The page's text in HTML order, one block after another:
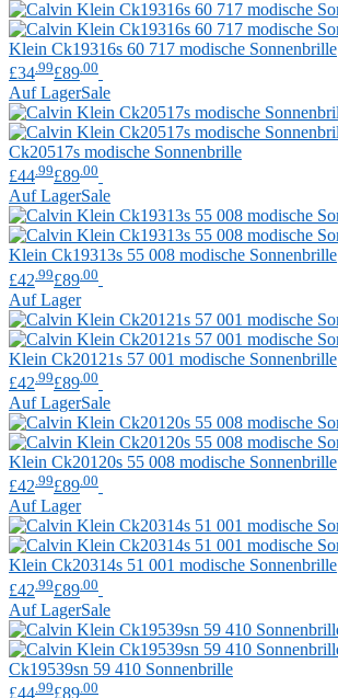
Klein Ck19316s 60 717 modische Sonnenbrille
£34 .99£89 .00
Auf LagerSale
Ck20517s modische Sonnenbrille
£44 .99£89 .00
Auf LagerSale
Klein Ck19313s 55 008 modische Sonnenbrille
£42 .99£89 .00
Auf Lager
Klein Ck20121s 57 001 modische Sonnenbrille
£42 .99£89 .00
Auf LagerSale
Klein Ck20120s 55 008 modische Sonnenbrille
£42 .99£89 .00
Auf Lager
Klein Ck20314s 51 001 modische Sonnenbrille
£42 .99£89 .00
Auf LagerSale
Ck19539sn 59 410 Sonnenbrille
£44 .99£89 .00